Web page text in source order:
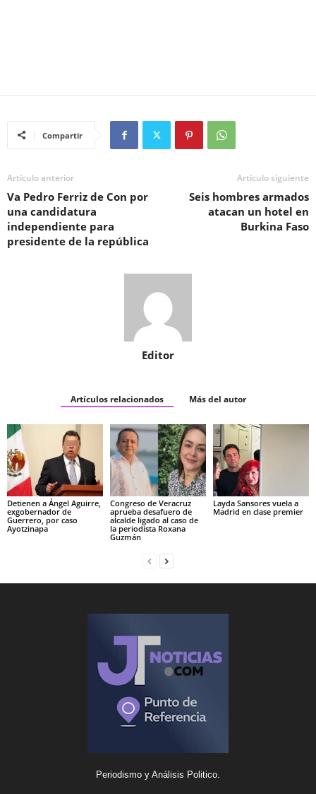
Compartir
Artículo anterior
Va Pedro Ferriz de Con por
una candidatura
independiente para
presidente de la república
Artículo siguiente
Seis hombres armados
atacan un hotel en
Burkina Faso
Editor
Artículos relacionados Más del autor
Detienen a Ángel Aguirre,
exgobernador de
Guerrero, por caso
Ayotzinapa
Congreso de Veracruz
aprueba desafuero de
alcalde ligado al caso de
la periodista Roxana
Guzmán
Layda Sansores vuela a
Madrid en clase premier
Periodismo y Análisis Politico.